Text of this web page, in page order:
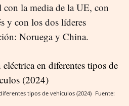
con la media de la UE, con
y con los dos líderes
Noruega y China.
tipos de vehículos (2024) Fuente: